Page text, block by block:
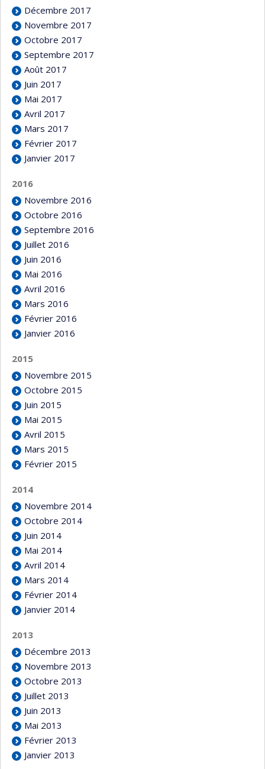
Décembre 2017
Novembre 2017
Octobre 2017
Septembre 2017
Août 2017
Juin 2017
Mai 2017
Avril 2017
Mars 2017
Février 2017
Janvier 2017
2016
Novembre 2016
Octobre 2016
Septembre 2016
Juillet 2016
Juin 2016
Mai 2016
Avril 2016
Mars 2016
Février 2016
Janvier 2016
2015
Novembre 2015
Octobre 2015
Juin 2015
Mai 2015
Avril 2015
Mars 2015
Février 2015
2014
Novembre 2014
Octobre 2014
Juin 2014
Mai 2014
Avril 2014
Mars 2014
Février 2014
Janvier 2014
2013
Décembre 2013
Novembre 2013
Octobre 2013
Juillet 2013
Juin 2013
Mai 2013
Février 2013
Janvier 2013